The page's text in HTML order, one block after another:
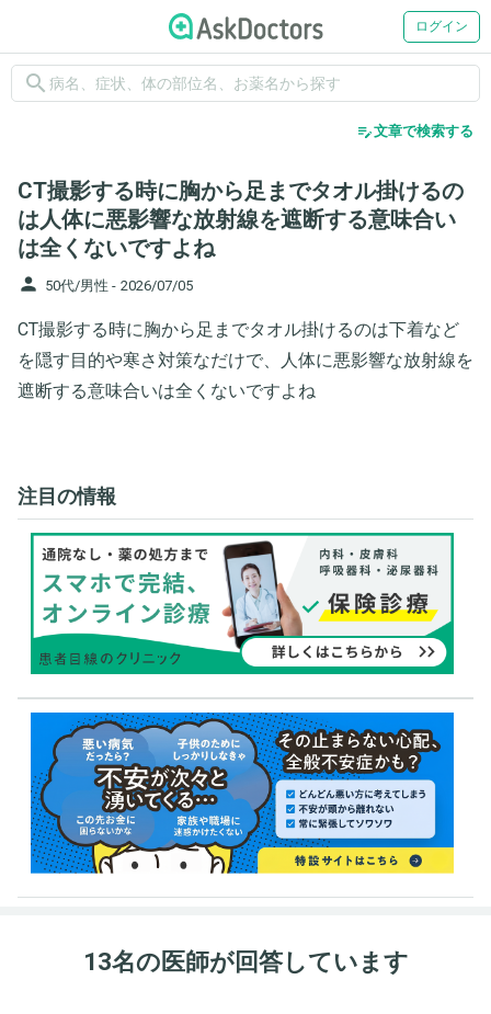
ログイン
search
edit_note文章で検索する
CT撮影する時に胸から足までタオル掛けるの
は人体に悪影響な放射線を遮断する意味合い
は全くないですよね
person 50代/男性 - 2026/07/05
CT撮影する時に胸から足までタオル掛けるのは下着など
を隠す目的や寒さ対策なだけで、人体に悪影響な放射線を
遮断する意味合いは全くないですよね
注目の情報
13名の医師が回答しています